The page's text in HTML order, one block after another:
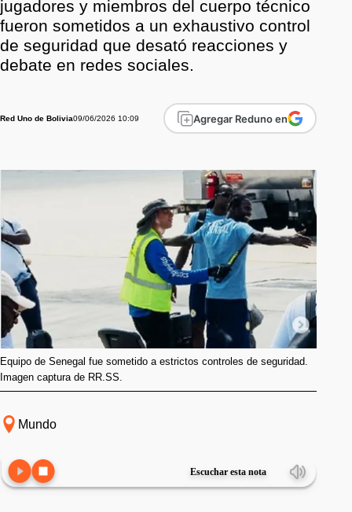
jugadores y miembros del cuerpo técnico
fueron sometidos a un exhaustivo control
de seguridad que desató reacciones y
debate en redes sociales.
Red Uno de Bolivia09/06/2026 10:09 Agregar Reduno en
Equipo de Senegal fue sometido a estrictos controles de seguridad.
Imagen captura de RR.SS.
Mundo
Escuchar esta nota